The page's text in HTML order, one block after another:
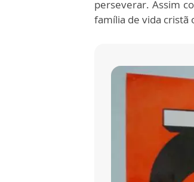
perseverar. Assim
família de vida cristã